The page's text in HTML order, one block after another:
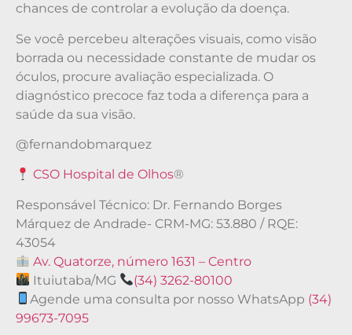
chances de controlar a evolução da doença.
Se você percebeu alterações visuais, como visão
borrada ou necessidade constante de mudar os
óculos, procure avaliação especializada. O
diagnóstico precoce faz toda a diferença para a
saúde da sua visão.
@fernandobmarquez
CSO Hospital de Olhos®
Responsável Técnico: Dr. Fernando Borges
Márquez de Andrade- CRM-MG: 53.880 / RQE:
43054
Av. Quatorze, número 1631 – Centro
Ituiutaba/MG
(34) 3262-80100
Agende uma consulta por nosso WhatsApp (34)
99673-7095